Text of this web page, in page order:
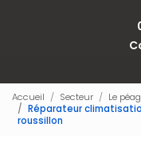
Accueil Secteur
Le
Réparateur
roussillon